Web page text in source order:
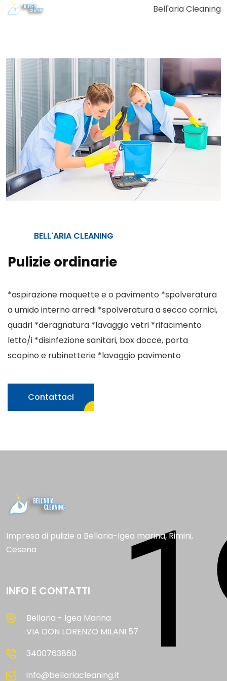
Bell'aria Cleaning
BELL'ARIA CLEANING
Pulizie ordinarie
*aspirazione moquette e o pavimento *spolveratura
a umido interno arredi *spolveratura a secco cornici,
quadri *deragnatura *lavaggio vetri *rifacimento
letto/i *disinfezione sanitari, box docce, porta
scopino e rubinetterie *lavaggio pavimento
Contattaci
Impresa di pulizie a Bellaria-Igea marina, Rimini,
Cesena
INFO E CONTATTI
Bellaria - Igea Marina
VIA DON LORENZO MILANI 57
3400763860
info@bellariacleaning.it